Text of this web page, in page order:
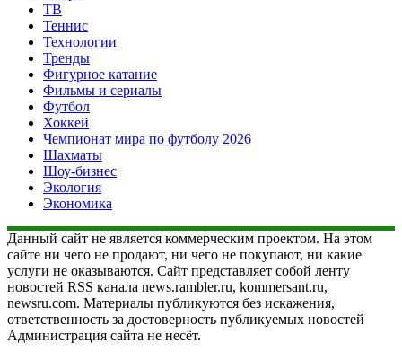
ТВ
Теннис
Технологии
Тренды
Фигурное катание
Фильмы и сериалы
Футбол
Хоккей
Чемпионат мира по футболу 2026
Шахматы
Шоу-бизнес
Экология
Экономика
Данный сайт не является коммерческим проектом. На этом
сайте ни чего не продают, ни чего не покупают, ни какие
услуги не оказываются. Сайт представляет собой ленту
новостей RSS канала news.rambler.ru, kommersant.ru,
newsru.com. Материалы публикуются без искажения,
ответственность за достоверность публикуемых новостей
Администрация сайта не несёт.